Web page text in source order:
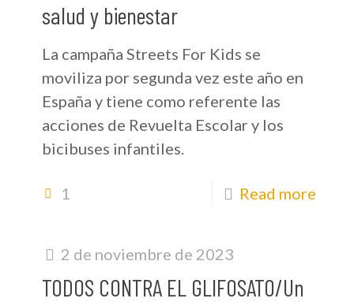
salud y bienestar
La campaña Streets For Kids se
moviliza por segunda vez este año en
España y tiene como referente las
acciones de Revuelta Escolar y los
bicibuses infantiles.
1 Read more
2 de noviembre de 2023
TODOS CONTRA EL GLIFOSATO/Un